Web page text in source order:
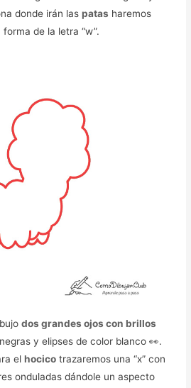
donde irán laspatas haremos
de la letra “w”.
dos grandes ojos con brillos
y elipses de color blanco 👀.
elhocico trazaremos una “x” con
onduladas dándole un aspecto